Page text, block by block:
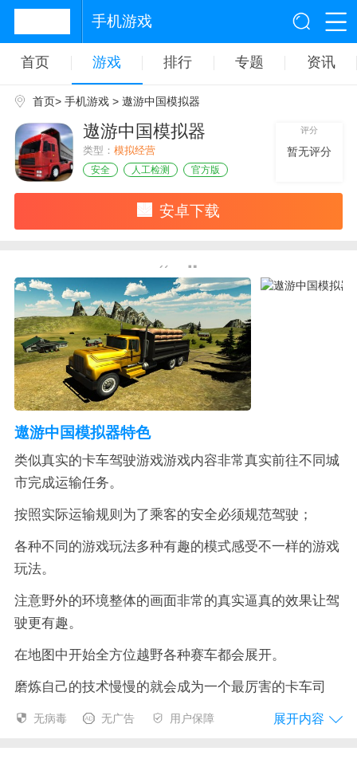
手机游戏
首页 游戏 排行 专题 资讯
首页> 手机游戏> 遨游中国模拟器
遨游中国模拟器
类型： 模拟经营
安全 人工检测 官方版
评分
暂无评分
安卓下载
遨游中国模拟器特色
类似真实的卡车驾驶游戏游戏内容非常真实前往不同城
市完成运输任务。
按照实际运输规则为了乘客的安全必须规范驾驶；
各种不同的游戏玩法多种有趣的模式感受不一样的游戏
玩法。
注意野外的环境整体的画面非常的真实逼真的效果让驾
驶更有趣。
在地图中开始全方位越野各种赛车都会展开。
磨炼自己的技术慢慢的就会成为一个最厉害的卡车司
无病毒 无广告 用户保障 展开内容